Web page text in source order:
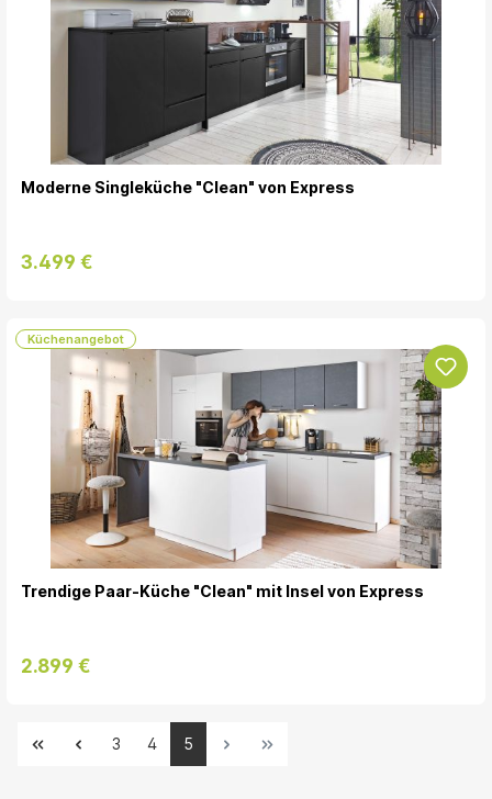
Moderne Singleküche "Clean" von Express
3.499 €
Küchenangebot
Trendige Paar-Küche "Clean" mit Insel von Express
2.899 €
3 4 5